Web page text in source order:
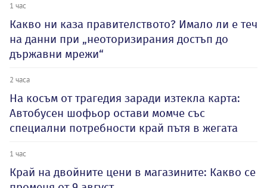
1 час
Какво ни каза правителството? Имало ли е теч
на данни при „неоторизирания достъп до
държавни мрежи“
2 часа
На косъм от трагедия заради изтекла карта:
Автобусен шофьор остави момче със
специални потребности край пътя в жегата
1 час
Край на двойните цени в магазините: Какво се